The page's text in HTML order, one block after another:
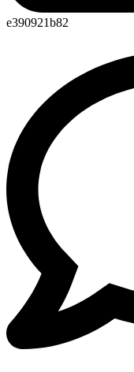
e390921b82